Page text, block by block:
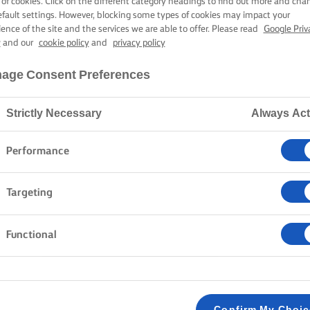
Home Συνταγές
ΠΟΔΙΑ ΣΑΣ ΚΑΙ ΔΕΙΤΕ ΤΙΣ
Ψάρια
Επιδόρπια Απαλοιφή όλων
settings. However, blocking some types of cookies may impact your
of the site and the services we are able to offer. Please read
Google
and our cookie policyand privacy policy
Consent Preferences
Strictly Necessary Always
Performance
Targeting
Functional